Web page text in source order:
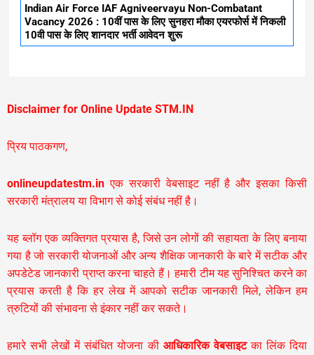
Indian Air Force IAF Agniveervayu Non-Combatant
Vacancy 2026 : 10वीं पास के लिए सुनहरा मौका एयरफोर्स में निकली
10वी पास के लिए शानदार भर्ती आवेदन शुरू
Disclaimer for Online Update STM.IN
प्रिय पाठकगण,
onlineupdatestm.in एक सरकारी वेबसाइट नहीं है और इसका किसी
सरकारी मंत्रालय या विभाग से कोई संबंध नहीं है।
यह ब्लॉग एक व्यक्तिगत प्रयास है, जिसे उन लोगों की सहायता के लिए बनाया
गया है जो सरकारी योजनाओं और अन्य शैक्षिक जानकारी के बारे में सटीक और
अपडेटेड जानकारी प्राप्त करना चाहते हैं। हमारी टीम यह सुनिश्चित करने का
प्रयास करती है कि हर लेख में आपको सटीक जानकारी मिले, लेकिन हम
त्रुटियों की संभावना से इंकार नहीं कर सकते।
हमारे सभी लेखों में संबंधित योजना की आधिकारिक वेबसाइटका लिंक दिया